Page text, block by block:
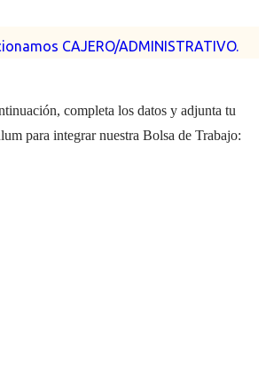
CAJERO/ADMINISTRATIVO.
completa los datos y adjunta tu
para integrar nuestra Bolsa de Trabajo: